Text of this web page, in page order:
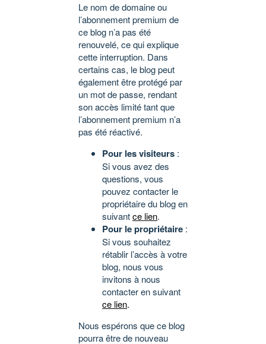
Le nom de domaine ou
l’abonnement premium de
ce blog n’a pas été
renouvelé, ce qui explique
cette interruption. Dans
certains cas, le blog peut
également être protégé par
un mot de passe, rendant
son accès limité tant que
l’abonnement premium n’a
pas été réactivé.
Pour les visiteurs :
Si vous avez des
questions, vous
pouvez contacter le
propriétaire du blog en
suivantce lien.
Pour le propriétaire :
Si vous souhaitez
rétablir l’accès à votre
blog, nous vous
invitons à nous
contacter en suivant
ce lien.
Nous espérons que ce blog
pourra être de nouveau